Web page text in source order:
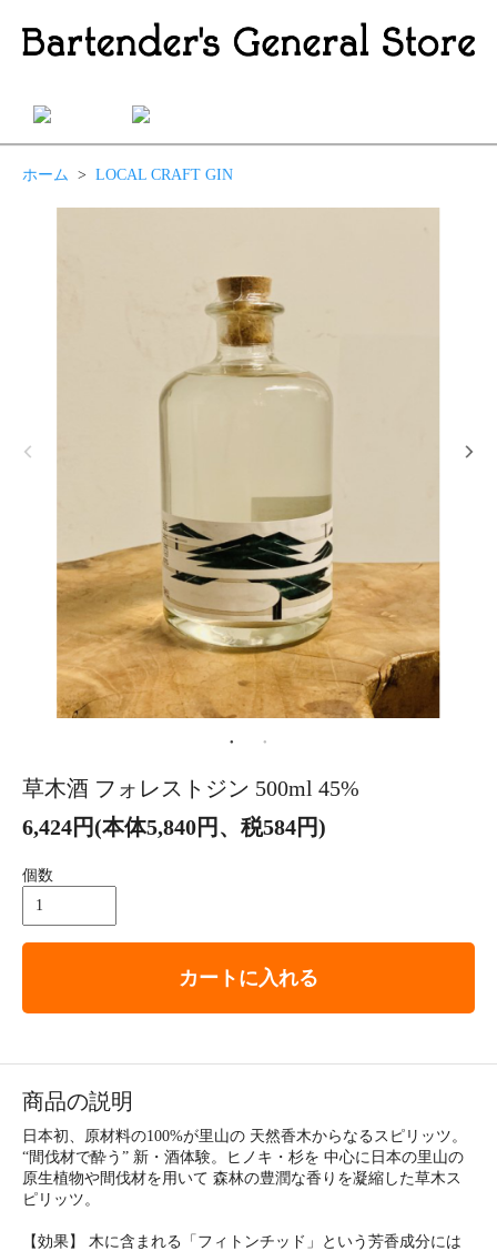
ホーム > LOCAL CRAFT GIN
草木酒 フォレストジン 500ml 45%
6,424円(本体5,840円、税584円)
個数
カートに入れる
商品の説明
日本初、原材料の100%が里山の 天然香木からなるスピリッツ。
“間伐材で酔う” 新・酒体験。ヒノキ・杉を 中心に日本の里山の
原生植物や間伐材を用いて 森林の豊潤な香りを凝縮した草木ス
ピリッツ。
【効果】 木に含まれる「フィトンチッド」という芳香成分には